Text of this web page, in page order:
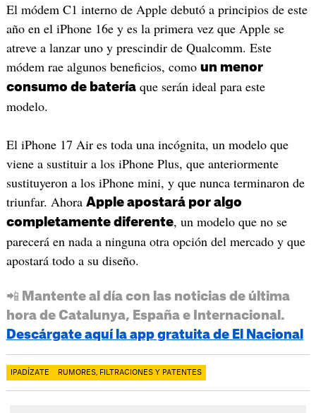
El módem C1 interno de Apple debutó a principios de este
año en el iPhone 16e y es la primera vez que Apple se
atreve a lanzar uno y prescindir de Qualcomm. Este
módem rae algunos beneficios, como un menor
consumo de bateríaque serán ideal para este
modelo.
El iPhone 17 Air es toda una incógnita, un modelo que
viene a sustituir a los iPhone Plus, que anteriormente
sustituyeron a los iPhone mini, y que nunca terminaron de
triunfar. Ahora Apple apostará por algo
completamente diferente, un modelo que no se
parecerá en nada a ninguna otra opción del mercado y que
apostará todo a su diseño.
📲 Mantente al día con las noticias de última
hora de Catalunya, España e Internacional.
Descárgate aquí la app gratuita de El Nacional
IPADÍZATE RUMORES, FILTRACIONES Y PATENTES